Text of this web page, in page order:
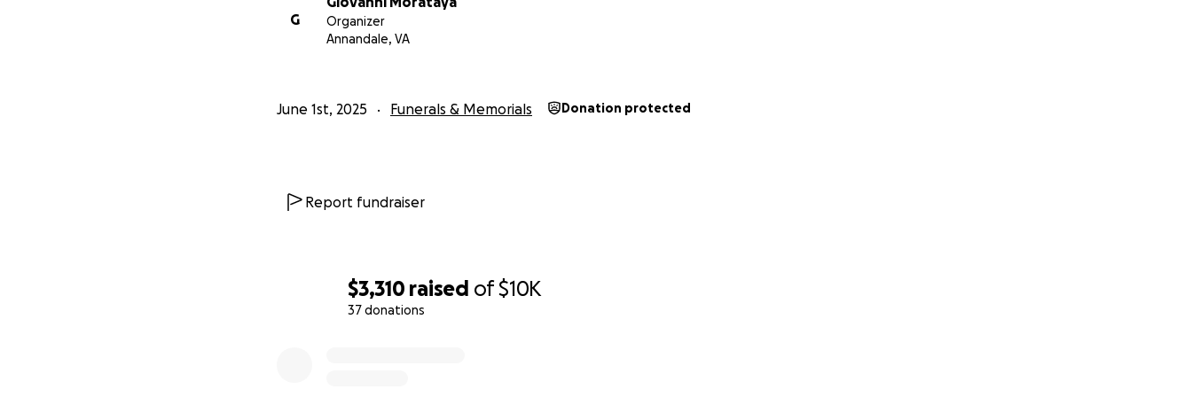
$3,310 raised of$10K
37 donations
G
Organizer
Annandale, VA
June 1st, 2025 Funerals & Memorials Donation protected
Report fundraiser